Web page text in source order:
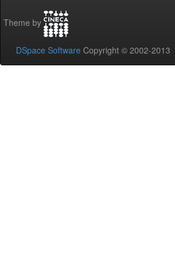
Theme by
DSpace Software Copyright © 2002-2013